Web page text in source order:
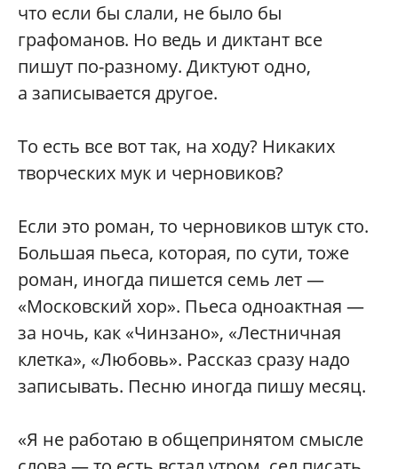
что если бы слали, не было бы
графоманов. Но ведь и диктант все
пишут по-разному. Диктуют одно,
а записывается другое.
То есть все вот так, на ходу? Никаких
творческих мук и черновиков?
Если это роман, то черновиков штук сто.
Большая пьеса, которая, по сути, тоже
роман, иногда пишется семь лет —
«Московский хор». Пьеса одноактная —
за ночь, как «Чинзано», «Лестничная
клетка», «Любовь». Рассказ сразу надо
записывать. Песню иногда пишу месяц.
«Я не работаю в общепринятом смысле